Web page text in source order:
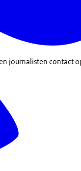
journalisten contact